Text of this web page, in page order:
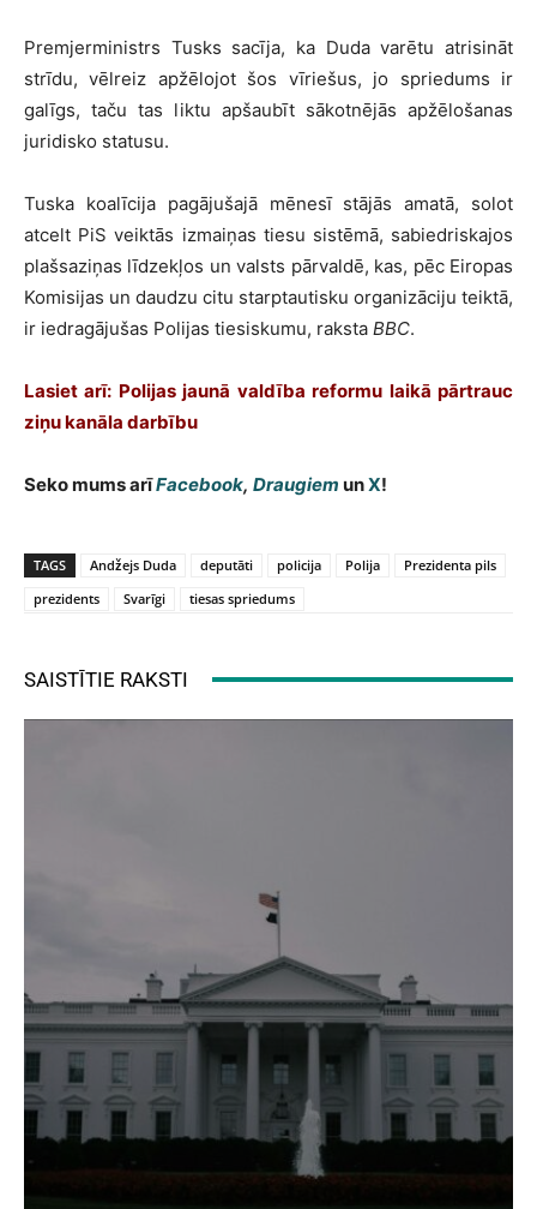
Premjerministrs Tusks sacīja, ka Duda varētu atrisināt
strīdu, vēlreiz apžēlojot šos vīriešus, jo spriedums ir
galīgs, taču tas liktu apšaubīt sākotnējās apžēlošanas
juridisko statusu.
Tuska koalīcija pagājušajā mēnesī stājās amatā, solot
atcelt PiS veiktās izmaiņas tiesu sistēmā, sabiedriskajos
plašsaziņas līdzekļos un valsts pārvaldē, kas, pēc Eiropas
Komisijas un daudzu citu starptautisku organizāciju teiktā,
ir iedragājušas Polijas tiesiskumu, raksta BBC.
Lasiet arī: Polijas jaunā valdība reformu laikā pārtrauc
ziņu kanāla darbību
Seko mums arīFacebook, Draugiem unX!
TAGS Andžejs Duda deputāti policija Polija
Prezidenta pils
prezidents
Svarīgi tiesas spriedums
SAISTĪTIE RAKSTI